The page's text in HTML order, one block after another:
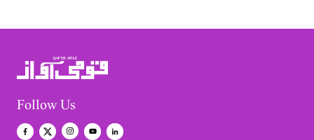
Follow Us